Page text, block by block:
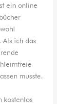
ein online
Als ich das
musste.
kostenlos